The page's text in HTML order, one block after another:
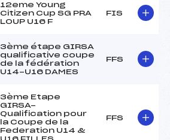
12eme Young
Citizen Cup SG PRA
LOUP U16 F
FIS
3ème étape GIRSA
qualificative coupe
de la fédération
U14-U16 DAMES
FFS
3ème Etape
GIRSA-
Qualification pour
la Coupe de la
Federation U14 &
U16 FILLES
FFS